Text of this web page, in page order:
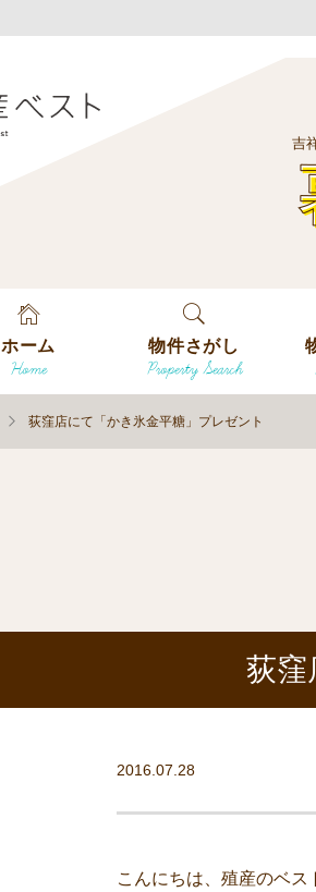
吉
ホーム
Home
物件さがし
Property Search
荻窪店にて「かき氷金平糖」プレゼント
荻窪
2016.07.28
こんにちは、殖産のベス